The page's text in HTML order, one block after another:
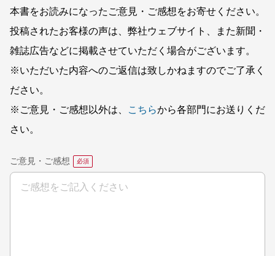
本書をお読みになったご意見・ご感想をお寄せください。
投稿されたお客様の声は、弊社ウェブサイト、また新聞・
雑誌広告などに掲載させていただく場合がございます。
※いただいた内容へのご返信は致しかねますのでご了承く
ださい。
※ご意見・ご感想以外は、
こちらから各部門にお送りくだ
さい。
ご意見・ご感想